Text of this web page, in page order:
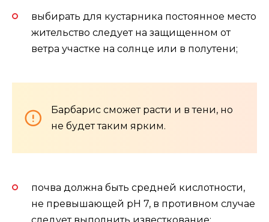
выбирать для кустарника постоянное место
жительство следует на защищенном от
ветра участке на солнце или в полутени;
Барбарис сможет расти и в тени, но
не будет таким ярким.
почва должна быть средней кислотности,
не превышающей pH 7, в противном случае
следует выполнить известкование;